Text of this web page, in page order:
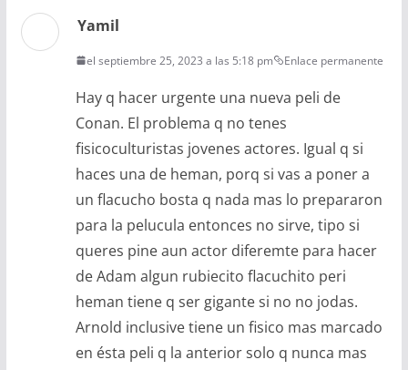
Yamil
el septiembre 25, 2023 a las 5:18 pm Enlace permanente
Hay q hacer urgente una nueva peli de
Conan. El problema q no tenes
fisicoculturistas jovenes actores. Igual q si
haces una de heman, porq si vas a poner a
un flacucho bosta q nada mas lo prepararon
para la pelucula entonces no sirve, tipo si
queres pine aun actor diferemte para hacer
de Adam algun rubiecito flacuchito peri
heman tiene q ser gigante si no no jodas.
Arnold inclusive tiene un fisico mas marcado
en ésta peli q la anterior solo q nunca mas